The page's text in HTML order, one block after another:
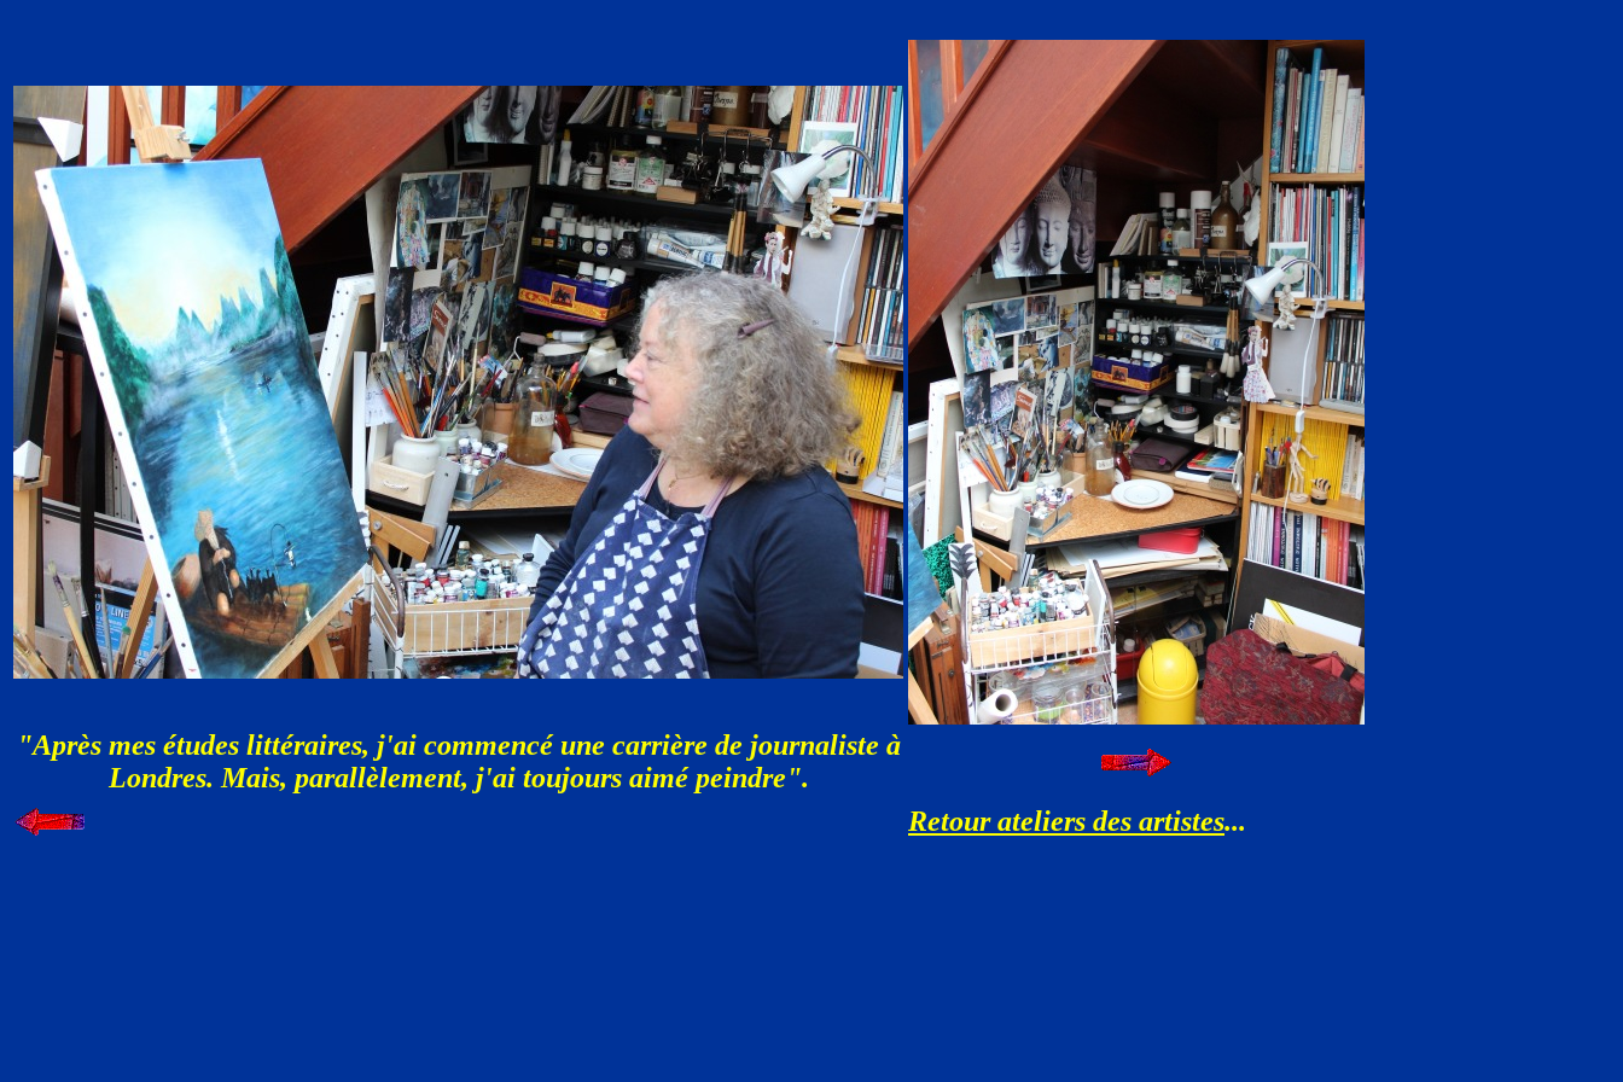
"Après mes études littéraires, j'ai commencé une carrière de journaliste à
Londres. Mais, parallèlement, j'ai toujours aimé peindre".
Retour ateliers des artistes...